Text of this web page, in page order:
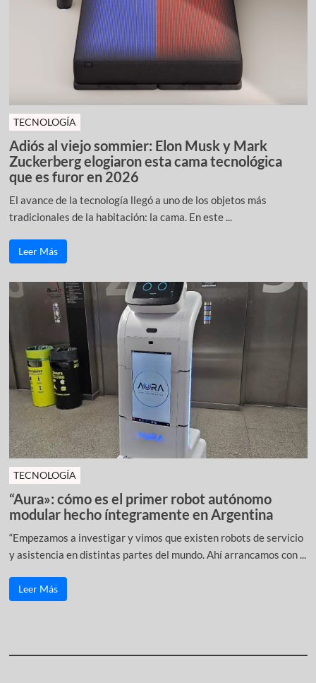
TECNOLOGÍA
Adiós al viejo sommier: Elon Musk y Mark
Zuckerberg elogiaron esta cama tecnológica
que es furor en 2026
El avance de la tecnología llegó a uno de los objetos más
tradicionales de la habitación: la cama. En este ...
Leer Más
TECNOLOGÍA
“Aura»: cómo es el primer robot autónomo
modular hecho íntegramente en Argentina
“Empezamos a investigar y vimos que existen robots de servicio
y asistencia en distintas partes del mundo. Ahí arrancamos con ...
Leer Más